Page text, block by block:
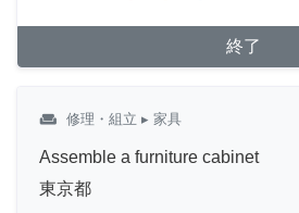
終了
weekend 修理・組立 ▸ 家具
Assemble a furniture cabinet
東京都